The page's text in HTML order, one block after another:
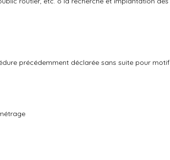
précédemment déclarée sans suite pour motif